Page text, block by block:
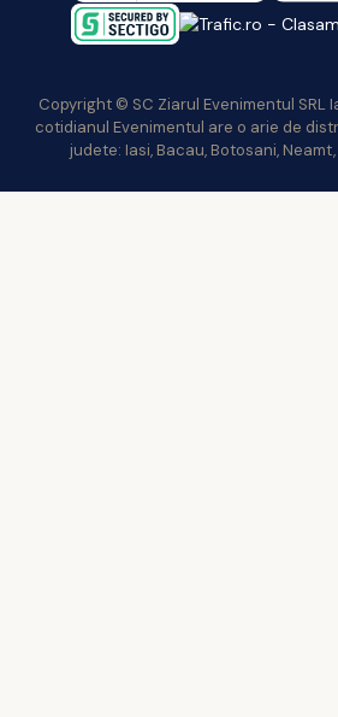
Copyright © SC Ziarul Evenimentul SRL
cotidianul Evenimentul are o arie de
judete: Iasi, Bacau, Botosani,